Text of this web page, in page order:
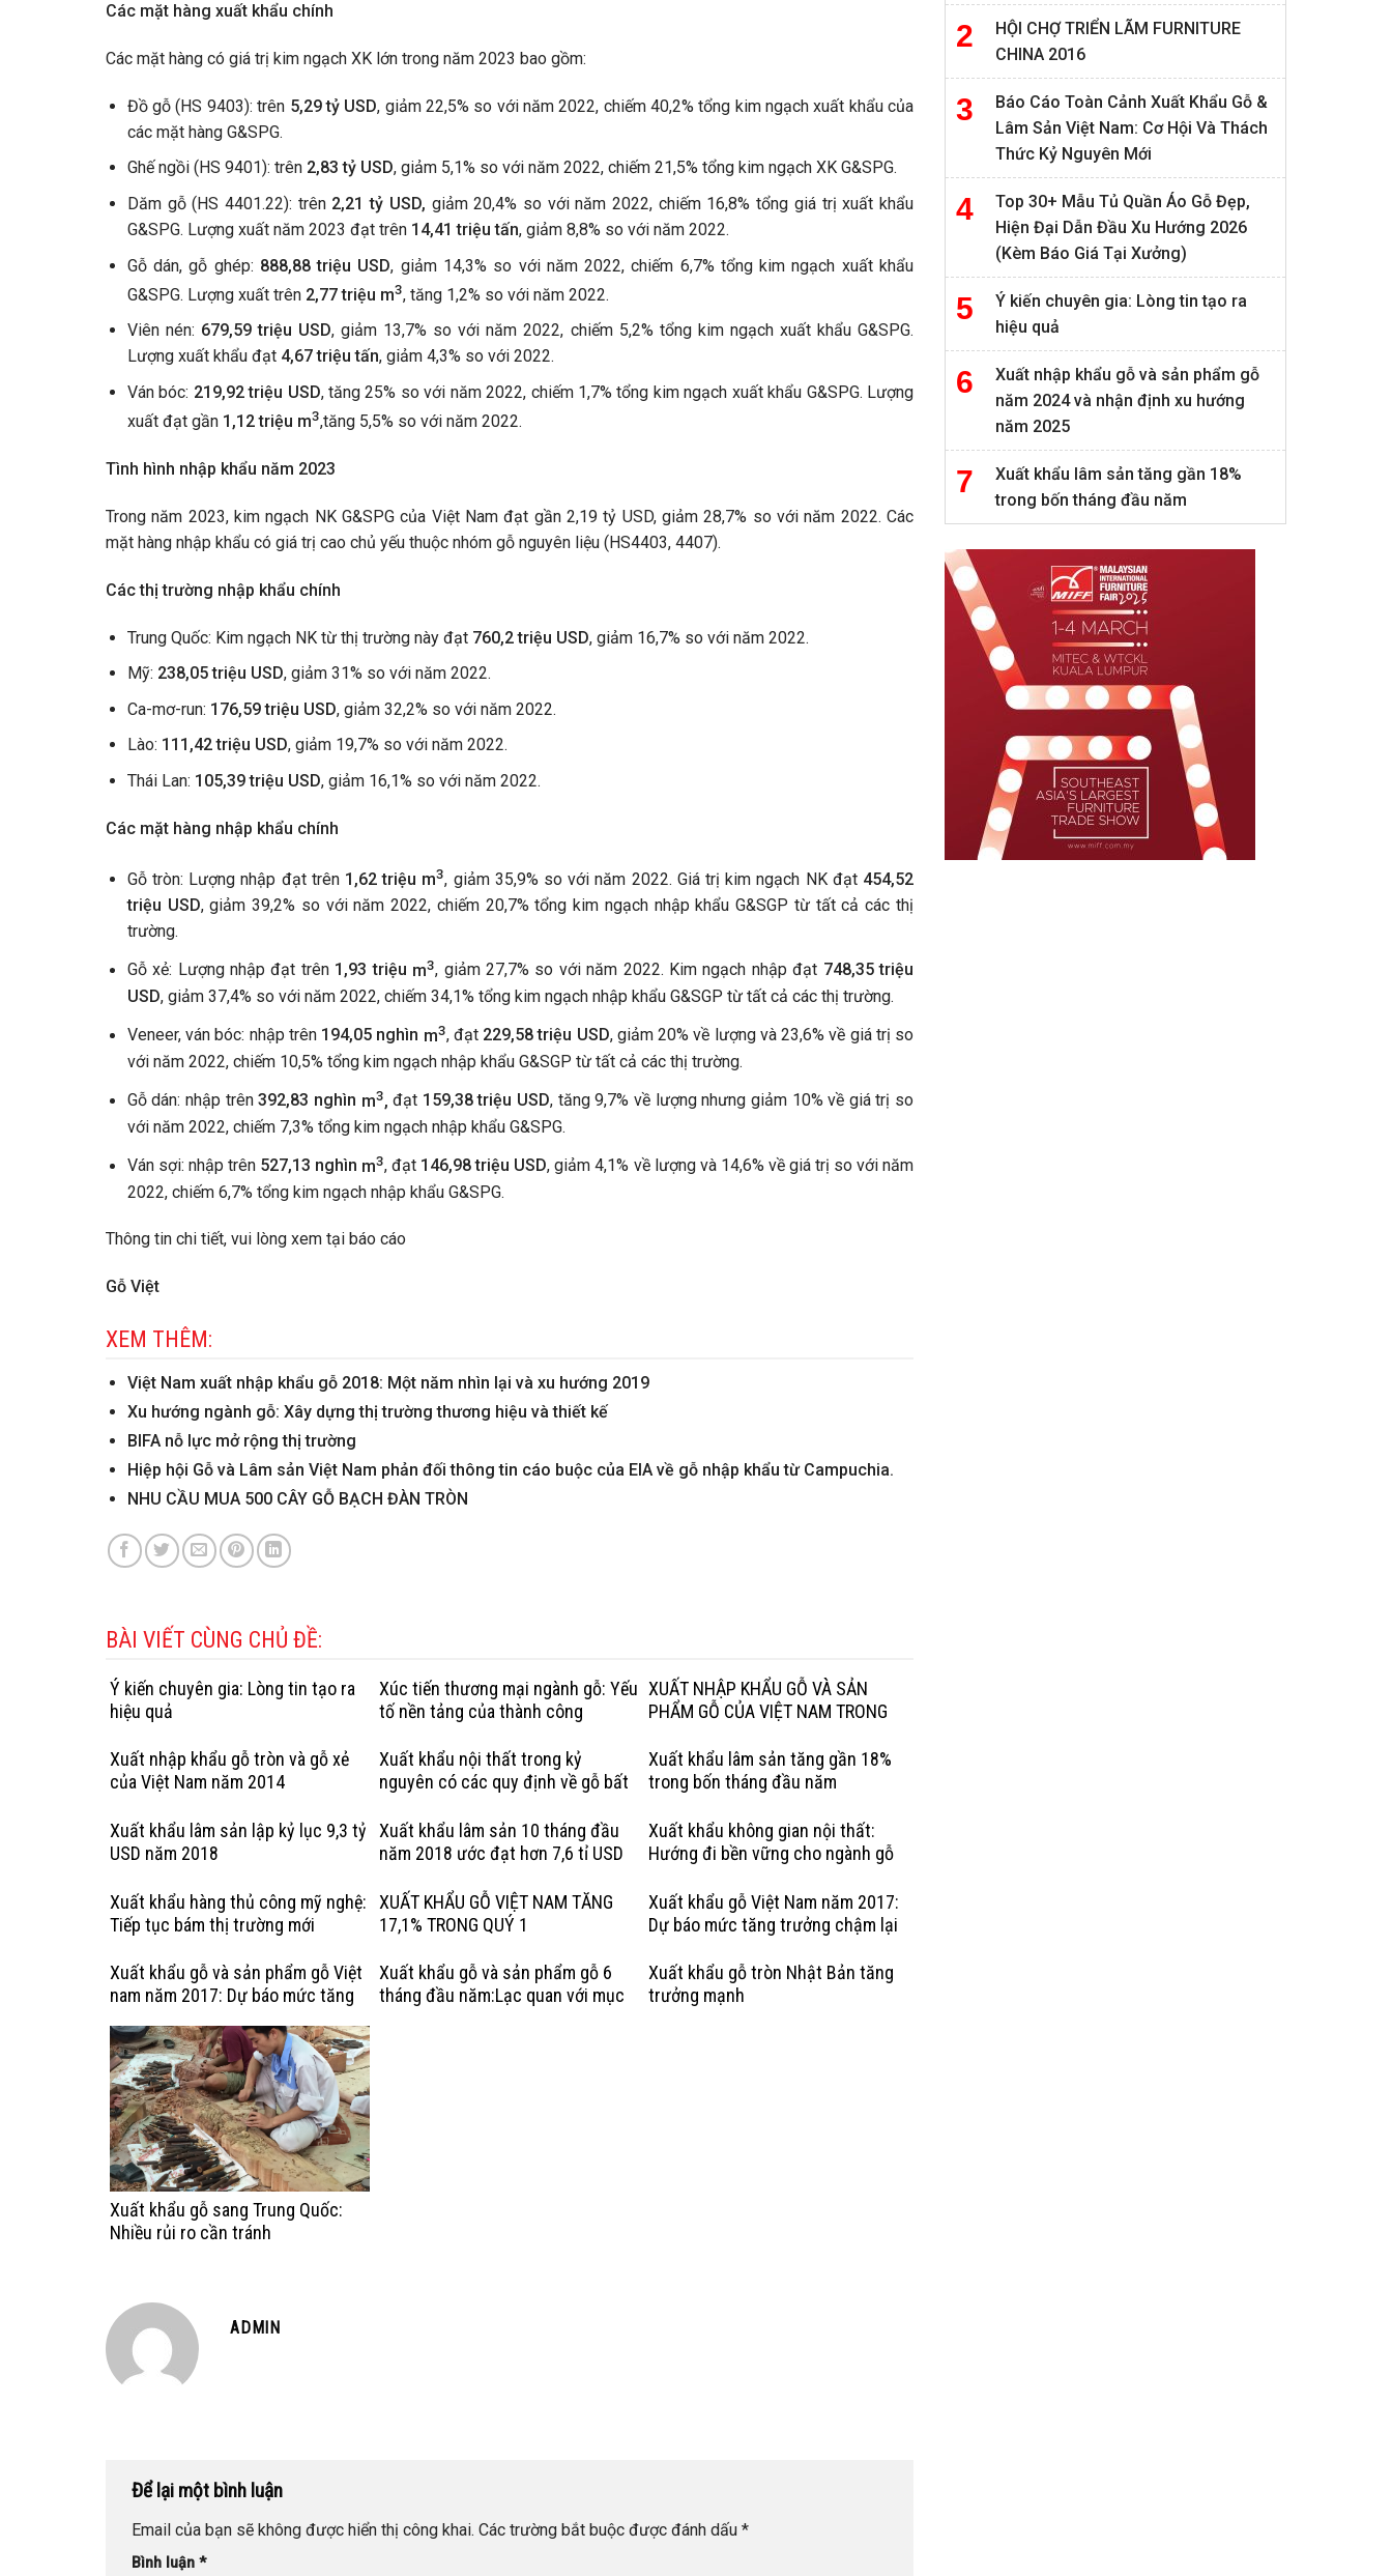
Các mặt hàng xuất khẩu chính
Các mặt hàng có giá trị kim ngạch XK lớn trong năm 2023 bao gồm:
Đồ gỗ (HS 9403): trên 5,29 tỷ USD, giảm 22,5% so với năm 2022, chiếm 40,2% tổng kim ngạch xuất khẩu của
các mặt hàng G&SPG.
Ghế ngồi (HS 9401): trên 2,83 tỷ USD, giảm 5,1% so với năm 2022, chiếm 21,5% tổng kim ngạch XK G&SPG.
Dăm gỗ (HS 4401.22): trên 2,21 tỷ USD, giảm 20,4% so với năm 2022, chiếm 16,8% tổng giá trị xuất khẩu
G&SPG. Lượng xuất năm 2023 đạt trên 14,41 triệu tấn, giảm 8,8% so với năm 2022.
Gỗ dán, gỗ ghép: 888,88 triệu USD, giảm 14,3% so với năm 2022, chiếm 6,7% tổng kim ngạch xuất khẩu
G&SPG. Lượng xuất trên 2,77 triệu m3, tăng 1,2% so với năm 2022.
Viên nén: 679,59 triệu USD, giảm 13,7% so với năm 2022, chiếm 5,2% tổng kim ngạch xuất khẩu G&SPG.
Lượng xuất khẩu đạt 4,67 triệu tấn, giảm 4,3% so với 2022.
Ván bóc: 219,92 triệu USD, tăng 25% so với năm 2022, chiếm 1,7% tổng kim ngạch xuất khẩu G&SPG. Lượng
xuất đạt gần 1,12 triệu m3,tăng 5,5% so với năm 2022.
Tình hình nhập khẩu năm 2023
Trong năm 2023, kim ngạch NK G&SPG của Việt Nam đạt gần 2,19 tỷ USD, giảm 28,7% so với năm 2022. Các
mặt hàng nhập khẩu có giá trị cao chủ yếu thuộc nhóm gỗ nguyên liệu (HS4403, 4407).
Các thị trường nhập khẩu chính
Trung Quốc: Kim ngạch NK từ thị trường này đạt 760,2 triệu USD, giảm 16,7% so với năm 2022.
Mỹ: 238,05 triệu USD, giảm 31% so với năm 2022.
Ca-mơ-run: 176,59 triệu USD, giảm 32,2% so với năm 2022.
Lào: 111,42 triệu USD, giảm 19,7% so với năm 2022.
Thái Lan: 105,39 triệu USD, giảm 16,1% so với năm 2022.
Các mặt hàng nhập khẩu chính
Gỗ tròn: Lượng nhập đạt trên 1,62 triệu m3, giảm 35,9% so với năm 2022. Giá trị kim ngạch NK đạt 454,52
triệu USD, giảm 39,2% so với năm 2022, chiếm 20,7% tổng kim ngạch nhập khẩu G&SGP từ tất cả các thị
trường.
Gỗ xẻ: Lượng nhập đạt trên 1,93 triệu m3, giảm 27,7% so với năm 2022. Kim ngạch nhập đạt 748,35 triệu
USD, giảm 37,4% so với năm 2022, chiếm 34,1% tổng kim ngạch nhập khẩu G&SGP từ tất cả các thị trường.
Veneer, ván bóc: nhập trên 194,05 nghìn m3, đạt 229,58 triệu USD, giảm 20% về lượng và 23,6% về giá trị so
với năm 2022, chiếm 10,5% tổng kim ngạch nhập khẩu G&SGP từ tất cả các thị trường.
Gỗ dán: nhập trên392,83 nghìn m3, đạt 159,38 triệu USD, tăng 9,7% về lượng nhưng giảm 10% về giá trị so
với năm 2022, chiếm 7,3% tổng kim ngạch nhập khẩu G&SPG.
Ván sợi: nhập trên 527,13 nghìn m3, đạt 146,98 triệu USD, giảm 4,1% về lượng và 14,6% về giá trị so với năm
2022, chiếm 6,7% tổng kim ngạch nhập khẩu G&SPG.
Thông tin chi tiết, vui lòng xem tại báo cáo
Gỗ Việt
XEM THÊM:
Việt Nam xuất nhập khẩu gỗ 2018: Một năm nhìn lại và xu hướng 2019
Xu hướng ngành gỗ: Xây dựng thị trường thương hiệu và thiết kế
BIFA nỗ lực mở rộng thị trường
Hiệp hội Gỗ và Lâm sản Việt Nam phản đối thông tin cáo buộc của EIA về gỗ nhập khẩu từ Campuchia.
NHU CẦU MUA 500 CÂY GỖ BẠCH ĐÀN TRÒN
BÀI VIẾT CÙNG CHỦ ĐỀ:
Ý kiến chuyên gia: Lòng tin tạo ra
hiệu quả
Xúc tiến thương mại ngành gỗ: Yếu
tố nền tảng của thành công
XUẤT NHẬP KHẨU GỖ VÀ SẢN
PHẨM GỖ CỦA VIỆT NAM TRONG
Xuất nhập khẩu gỗ tròn và gỗ xẻ
của Việt Nam năm 2014
Xuất khẩu nội thất trong kỷ
nguyên có các quy định về gỗ bất
Kỳ
Xuất khẩu lâm sản tăng gần 18%
trong bốn tháng đầu năm
Xuất khẩu lâm sản lập kỷ lục 9,3 tỷ
USD năm 2018
Xuất khẩu lâm sản 10 tháng đầu
năm 2018 ước đạt hơn 7,6 tỉ USD
Xuất khẩu không gian nội thất:
Hướng đi bền vững cho ngành gỗ
Xuất khẩu hàng thủ công mỹ nghệ:
Tiếp tục bám thị trường mới
XUẤT KHẨU GỖ VIỆT NAM TĂNG
17,1% TRONG QUÝ 1
Xuất khẩu gỗ Việt Nam năm 2017:
Dự báo mức tăng trưởng chậm lại
Xuất khẩu gỗ và sản phẩm gỗ Việt
nam năm 2017: Dự báo mức tăng
Xuất khẩu gỗ và sản phẩm gỗ 6
tháng đầu năm:Lạc quan với mục
Xuất khẩu gỗ tròn Nhật Bản tăng
trưởng mạnh
Xuất khẩu gỗ sang Trung Quốc:
Nhiều rủi ro cần tránh
ADMIN
Để lại một bình luận
Email của bạn sẽ không được hiển thị công khai. Các trường bắt buộc được đánh dấu *
Bình luận *
HỘI CHỢ TRIỂN LÃM FURNITURE
CHINA 2016
Báo Cáo Toàn Cảnh Xuất Khẩu Gỗ &
Lâm Sản Việt Nam: Cơ Hội Và Thách
Thức Kỷ Nguyên Mới
Top 30+ Mẫu Tủ Quần Áo Gỗ Đẹp,
Hiện Đại Dẫn Đầu Xu Hướng 2026
(Kèm Báo Giá Tại Xưởng)
Ý kiến chuyên gia: Lòng tin tạo ra
hiệu quả
Xuất nhập khẩu gỗ và sản phẩm gỗ
năm 2024 và nhận định xu hướng
năm 2025
Xuất khẩu lâm sản tăng gần 18%
trong bốn tháng đầu năm